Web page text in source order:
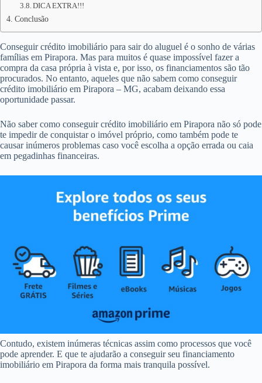
DICA EXTRA!!!
Conclusão
Conseguir crédito imobiliário para sair do aluguel é o sonho de várias
famílias em Pirapora. Mas para muitos é quase impossível fazer a
compra da casa própria à vista e, por isso, os financiamentos são tão
procurados. No entanto, aqueles que não sabem como conseguir
crédito imobiliário em Pirapora – MG, acabam deixando essa
oportunidade passar.
Não saber como conseguir crédito imobiliário em Pirapora não só pode
te impedir de conquistar o imóvel próprio, como também pode te
causar inúmeros problemas caso você escolha a opção errada ou caia
em pegadinhas financeiras.
Contudo, existem inúmeras técnicas assim como processos que você
pode aprender. E que te ajudarão a conseguir seu financiamento
imobiliário em Pirapora da forma mais tranquila possível.